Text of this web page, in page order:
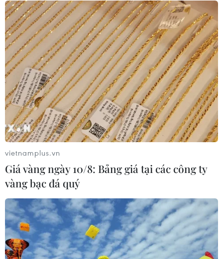
vietnamplus.vn
Giá vàng ngày 10/8: Bảng giá tại các công ty
vàng bạc đá quý